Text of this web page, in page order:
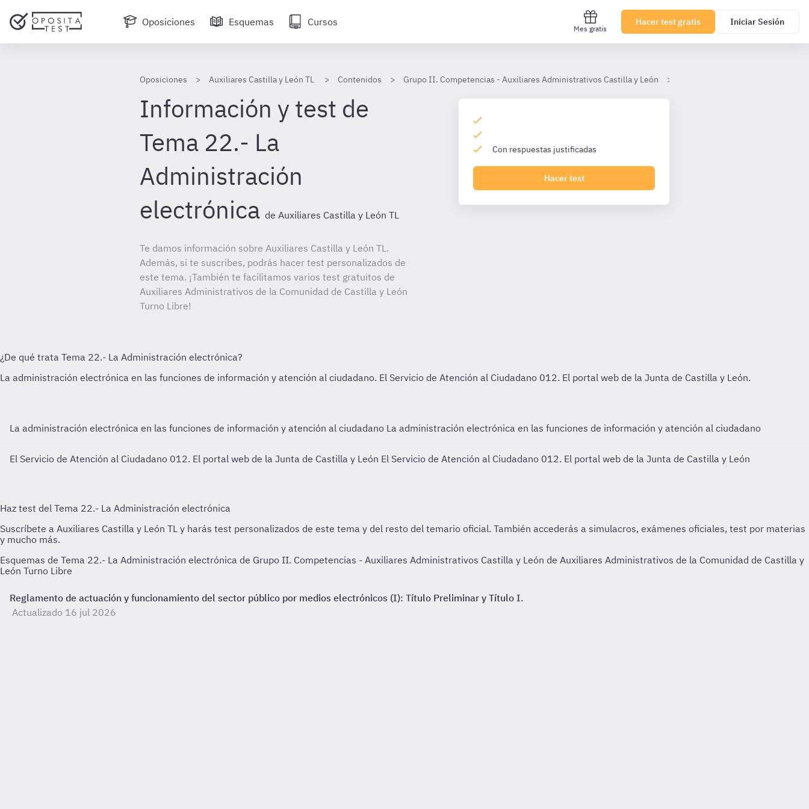
Oposiciones Esquemas Cursos
Mes gratis
Hacer test gratis Iniciar Sesión
Oposiciones Auxiliares Castilla y León TL Contenidos Grupo II. Competencias - Auxiliares Administrativos Castilla y León
Información y test de
Tema 22.- La
Administración
electrónica de Auxiliares Castilla y León TL
Te damos información sobre Auxiliares Castilla y León TL.
Además, si te suscribes, podrás hacer test personalizados de
este tema. ¡También te facilitamos varios test gratuitos de
Auxiliares Administrativos de la Comunidad de Castilla y León
Turno Libre!
Con respuestas justificadas
Hacer test
La administración electrónica en las funciones de información y atención al ciudadano La administración electrónica en las funciones de información y atención al ciudadano
El Servicio de Atención al Ciudadano 012. El portal web de la Junta de Castilla y León El Servicio de Atención al Ciudadano 012. El portal web de la Junta de Castilla y León
Esquemas de Tema 22.- La Administración electrónica de Grupo II. Competencias - Auxiliares Administrativos Castilla y León de Auxiliares Administrativos de la Comunidad de Castilla y
León Turno Libre
Reglamento de actuación y funcionamiento del sector público por medios electrónicos (I): Título Preliminar y Título I.
Actualizado 16 jul 2026